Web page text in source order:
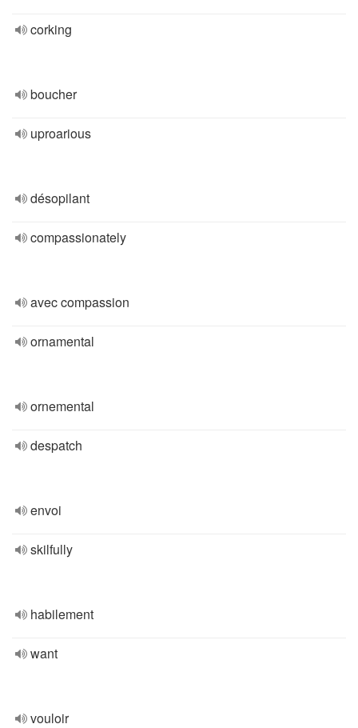
corking
boucher
uproarious
désopilant
compassionately
avec compassion
ornamental
ornemental
despatch
envoi
skilfully
habilement
want
vouloir